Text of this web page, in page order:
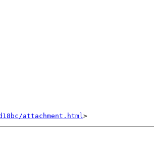
attachment.html